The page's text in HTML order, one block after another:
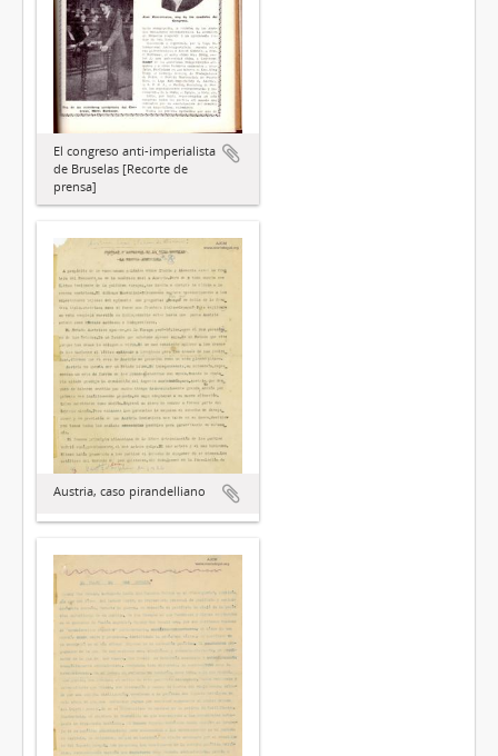
El congreso anti-imperialista
de Bruselas [Recorte de
prensa]
Austria, caso pirandelliano